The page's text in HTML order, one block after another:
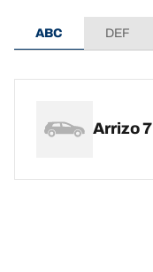
ABC DEF
Arrizo 7